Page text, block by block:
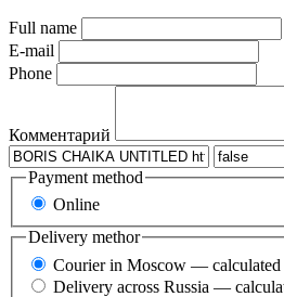
Full name
E-mail
Phone
Комментарий
Payment method
Online
Delivery methor
Courier in Moscow — calculated
Delivery across Russia —